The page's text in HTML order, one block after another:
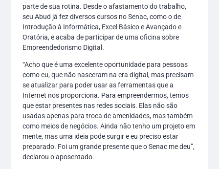
parte de sua rotina. Desde o afastamento do trabalho,
seu Abud já fez diversos cursos no Senac, como o de
Introdução à Informática, Excel Básico e Avançado e
Oratória, e acaba de participar de uma oficina sobre
Empreendedorismo Digital.
“Acho que é uma excelente oportunidade para pessoas
como eu, que não nasceram na era digital, mas precisam
se atualizar para poder usar as ferramentas que a
Internet nos proporciona. Para empreendermos, temos
que estar presentes nas redes sociais. Elas não são
usadas apenas para troca de amenidades, mas também
como meios de negócios. Ainda não tenho um projeto em
mente, mas uma ideia pode surgir e eu preciso estar
preparado. Foi um grande presente que o Senac me deu”,
declarou o aposentado.